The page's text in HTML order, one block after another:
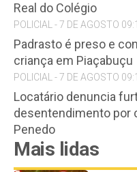
Real do Colégio
POLICIAL - 7 DE AGOSTO
Padrasto é preso e
criança em Piaçabuçu
POLICIAL - 7 DE AGOSTO
Locatário denuncia
desentendimento por
Penedo
Mais lidas